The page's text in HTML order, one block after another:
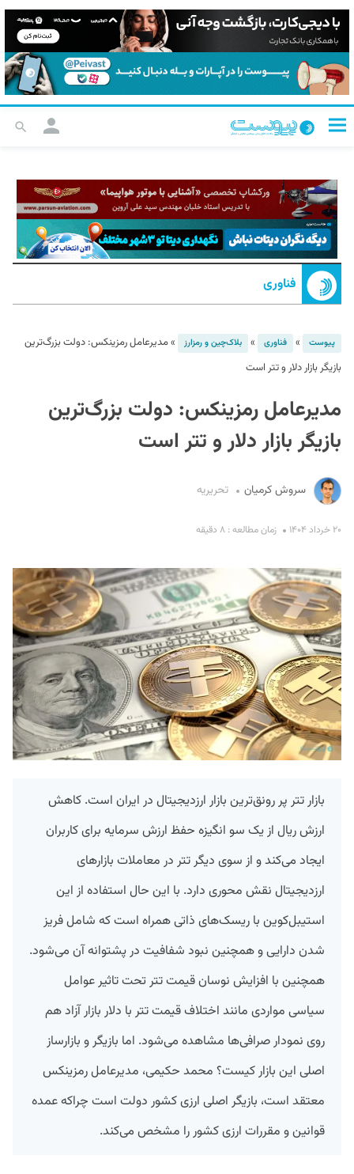
فناوری
پیوست » فناوری » بلاک‌چین و رمزارز »مدیرعامل رمزینکس: دولت بزرگ‌ترین
بازیگر بازار دلار و تتر است
مدیرعامل رمزینکس: دولت بزرگ‌ترین
بازیگر بازار دلار و تتر است
سروش کرمیان تحریریه
۲۰ خرداد ۱۴۰۴ زمان مطالعه : ۸ دقیقه
بازار تتر پر رونق‌ترین بازار ارزدیجیتال در ایران است. کاهش
ارزش ریال از یک سو انگیزه حفظ ارزش سرمایه برای کاربران
ایجاد می‌کند و از سوی دیگر تتر در معاملات بازارهای
ارزدیجیتال نقش محوری دارد. با این حال استفاده از این
استیبل‌کوین با ریسک‌های ذاتی همراه است که شامل فریز
شدن دارایی و همچنین نبود شفافیت در پشتوانه آن می‌شود.
همچنین با افزایش نوسان قیمت تتر تحت تاثیر عوامل
سیاسی مواردی مانند اختلاف قیمت تتر با دلار بازار آزاد هم
روی نمودار صرافی‌ها مشاهده می‌شود. اما بازیگر و بازارساز
اصلی این بازار کیست؟ محمد حکیمی، مدیرعامل رمزینکس
معتقد است، بازیگر اصلی ارزی کشور دولت است چراکه عمده
قوانین و مقررات ارزی کشور را مشخص می‌کند.